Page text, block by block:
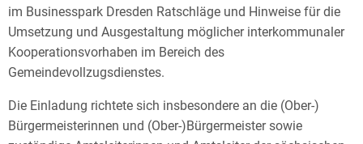
im Businesspark Dresden Ratschläge und Hinweise für die
Umsetzung und Ausgestaltung möglicher interkommunaler
Kooperationsvorhaben im Bereich des
Gemeindevollzugsdienstes.
Die Einladung richtete sich insbesondere an die (Ober-)
Bürgermeisterinnen und (Ober-)Bürgermeister sowie